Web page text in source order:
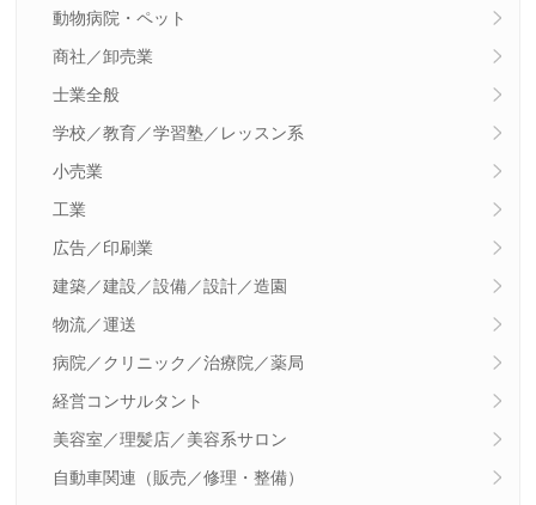
動物病院・ペット
商社／卸売業
士業全般
学校／教育／学習塾／レッスン系
小売業
工業
広告／印刷業
建築／建設／設備／設計／造園
物流／運送
病院／クリニック／治療院／薬局
経営コンサルタント
美容室／理髪店／美容系サロン
自動車関連（販売／修理・整備）